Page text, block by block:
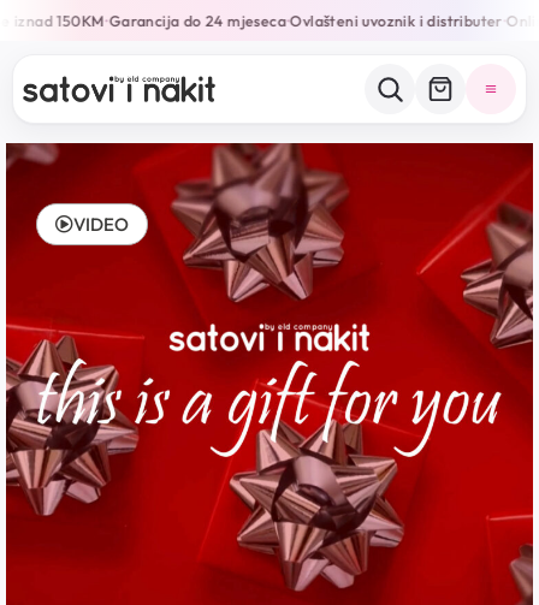
150KM•Garancija do 24 mjeseca•Ovlašteni uvoznik i distributer•
VIDEO